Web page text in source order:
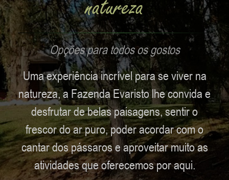
Cabanas em meio a
natureza
Opções para todos os gostos
Uma experiência incrível para se viver na
natureza, a Fazenda Evaristo lhe convida e
desfrutar de belas paisagens, sentir o
frescor do ar puro, poder acordar com o